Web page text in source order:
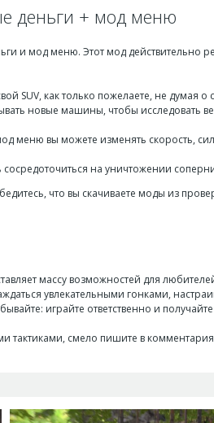
деньги + мод меню
и мод меню. Этот мод действительно
SUV, как только пожелаете, не думая о
новые машины, чтобы исследовать
меню вы можете изменять скорость,
на уничтожении
что вы скачиваете моды из
массу возможностей для
увлекательными гонками,
играйте ответственно и получайте
тактиками, смело пишите в